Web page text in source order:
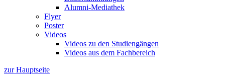
Alumni-Mediathek
Flyer
Poster
Videos
Videos zu den Studiengängen
Videos aus dem Fachbereich
zur Hauptseite